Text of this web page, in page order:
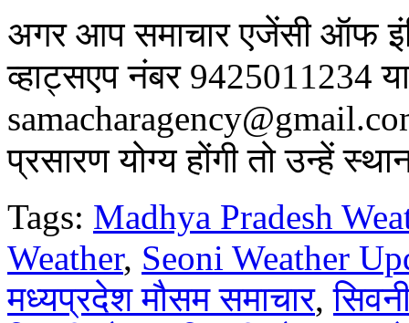
अगर आप समाचार एजेंसी ऑफ
व्हाट्सएप नंबर 9425011234
प्रसारण योग्य होंगी तो उन्हें
Tags: Madhya Pradesh
Weather, Seoni Weather
मध्यप्रदेश मौसम समाचार,